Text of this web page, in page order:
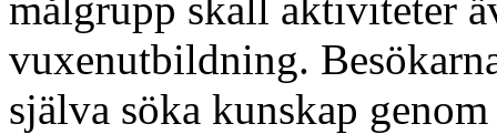
vuxenutbildning.
själva söka kunskap